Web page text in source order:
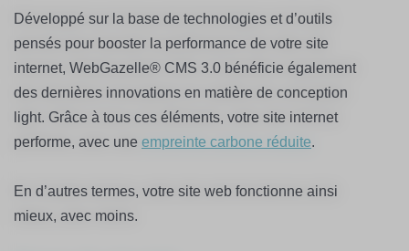
Développé sur la base de technologies et d’outils
pensés pour booster la performance de votre site
internet, WebGazelle® CMS 3.0 bénéficie également
des dernières innovations en matière de conception
light. Grâce à tous ces éléments, votre site internet
performe, avec une empreinte carbone réduite.
En d’autres termes, votre site web fonctionne ainsi
mieux, avec moins.